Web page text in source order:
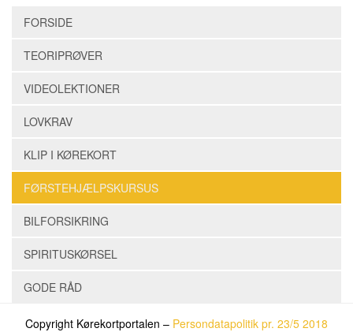
FORSIDE
TEORIPRØVER
VIDEOLEKTIONER
LOVKRAV
KLIP I KØREKORT
FØRSTEHJÆLPSKURSUS
BILFORSIKRING
SPIRITUSKØRSEL
GODE RÅD
Copyright Kørekortportalen – Persondatapolitik pr. 23/5 2018